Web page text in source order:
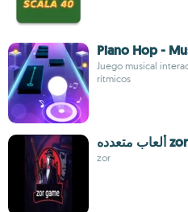
Piano Hop -
Juego musical
rítmicos
ألعاب متعدده zor
zor